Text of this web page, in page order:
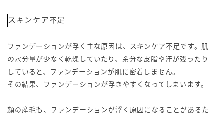
スキンケア不足
ファンデーションが浮く主な原因は、スキンケア不足です。肌
の水分量が少なく乾燥していたり、余分な皮脂や汗が残ったり
していると、ファンデーションが肌に密着しません。
その結果、ファンデーションが浮きやすくなってしまいます。
顔の産毛も、ファンデーションが浮く原因になることがあるた